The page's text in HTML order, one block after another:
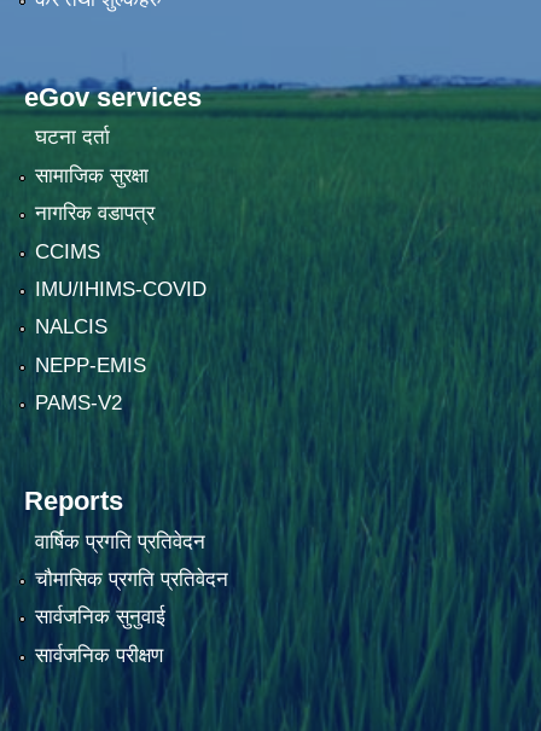
eGov services
घटना दर्ता
सामाजिक सुरक्षा
नागरिक वडापत्र
CCIMS
IMU/IHIMS-COVID
NALCIS
NEPP-EMIS
PAMS-V2
Reports
वार्षिक प्रगति प्रतिवेदन
चौमासिक प्रगति प्रतिवेदन
सार्वजनिक सुनुवाई
सार्वजनिक परीक्षण